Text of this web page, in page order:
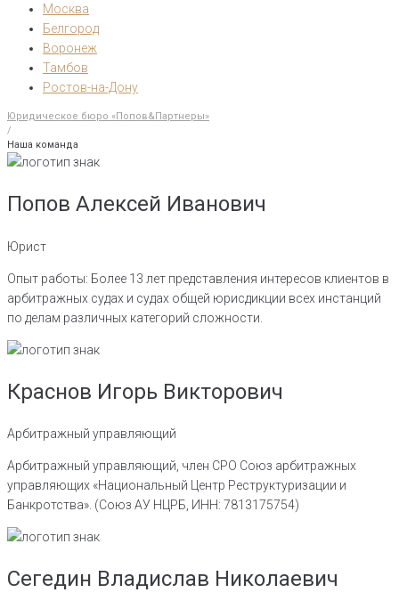
Москва
Белгород
Воронеж
Тамбов
Ростов-на-Дону
Юридическое бюро «Попов&Партнеры»
/
Наша команда
Попов Алексей Иванович
Юрист
Опыт работы: Более 13 лет представления интересов клиентов в
арбитражных судах и судах общей юрисдикции всех инстанций
по делам различных категорий сложности.
Краснов Игорь Викторович
Арбитражный управляющий
Арбитражный управляющий, член СРО Союз арбитражных
управляющих «Национальный Центр Реструктуризации и
Банкротства». (Союз АУ НЦРБ, ИНН: 7813175754)
Сегедин Владислав Николаевич